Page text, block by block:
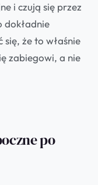
i czują się przez
dokładnie
że to właśnie
zabiegowi, a nie
po